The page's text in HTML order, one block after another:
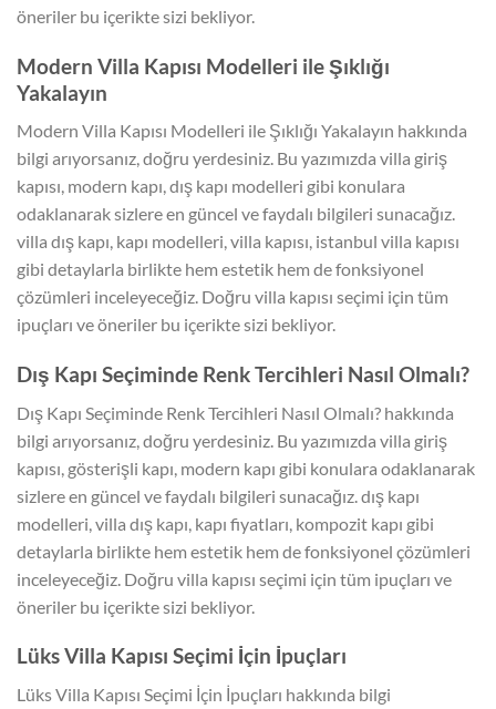
öneriler bu içerikte sizi bekliyor.
Modern Villa Kapısı Modelleri ile Şıklığı
Yakalayın
Modern Villa Kapısı Modelleri ile Şıklığı Yakalayın hakkında
bilgi arıyorsanız, doğru yerdesiniz. Bu yazımızda villa giriş
kapısı, modern kapı, dış kapı modelleri gibi konulara
odaklanarak sizlere en güncel ve faydalı bilgileri sunacağız.
villa dış kapı, kapı modelleri, villa kapısı, istanbul villa kapısı
gibi detaylarla birlikte hem estetik hem de fonksiyonel
çözümleri inceleyeceğiz. Doğru villa kapısı seçimi için tüm
ipuçları ve öneriler bu içerikte sizi bekliyor.
Dış Kapı Seçiminde Renk Tercihleri Nasıl Olmalı?
Dış Kapı Seçiminde Renk Tercihleri Nasıl Olmalı? hakkında
bilgi arıyorsanız, doğru yerdesiniz. Bu yazımızda villa giriş
kapısı, gösterişli kapı, modern kapı gibi konulara odaklanarak
sizlere en güncel ve faydalı bilgileri sunacağız. dış kapı
modelleri, villa dış kapı, kapı fiyatları, kompozit kapı gibi
detaylarla birlikte hem estetik hem de fonksiyonel çözümleri
inceleyeceğiz. Doğru villa kapısı seçimi için tüm ipuçları ve
öneriler bu içerikte sizi bekliyor.
Lüks Villa Kapısı Seçimi İçin İpuçları
Lüks Villa Kapısı Seçimi İçin İpuçları hakkında bilgi